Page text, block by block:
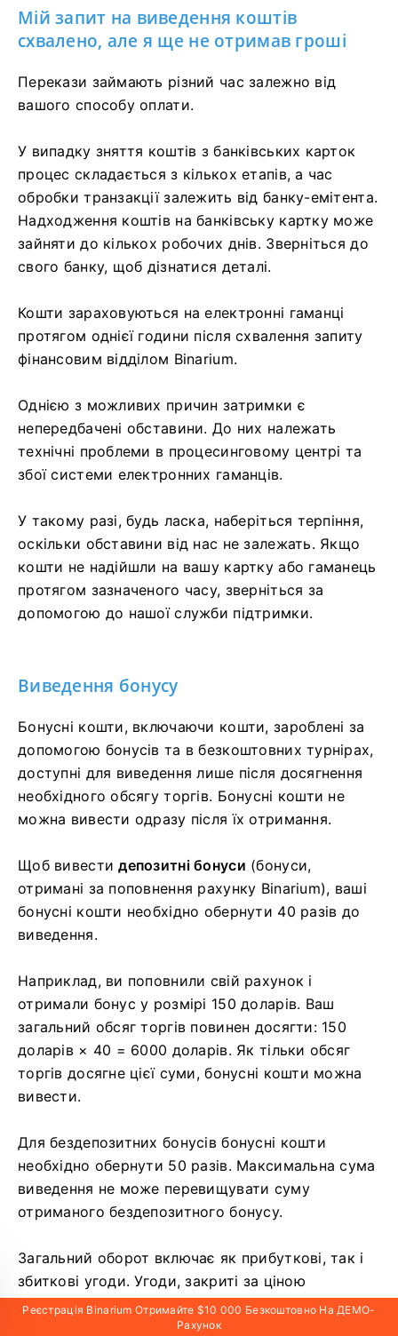
Мій запит на виведення коштів
схвалено, але я ще не отримав гроші
Перекази займають різний час залежно від
вашого способу оплати.
У випадку зняття коштів з банківських карток
процес складається з кількох етапів, а час
обробки транзакції залежить від банку-емітента.
Надходження коштів на банківську картку може
зайняти до кількох робочих днів. Зверніться до
свого банку, щоб дізнатися деталі.
Кошти зараховуються на електронні гаманці
протягом однієї години після схвалення запиту
фінансовим відділом Binarium.
Однією з можливих причин затримки є
непередбачені обставини. До них належать
технічні проблеми в процесинговому центрі та
збої системи електронних гаманців.
У такому разі, будь ласка, наберіться терпіння,
оскільки обставини від нас не залежать. Якщо
кошти не надійшли на вашу картку або гаманець
протягом зазначеного часу, зверніться за
допомогою до нашої служби підтримки.
Виведення бонусу
Бонусні кошти, включаючи кошти, зароблені за
допомогою бонусів та в безкоштовних турнірах,
доступні для виведення лише після досягнення
необхідного обсягу торгів. Бонусні кошти не
можна вивести одразу після їх отримання.
Щоб вивестидепозитні бонуси (бонуси,
отримані за поповнення рахунку Binarium), ваші
бонусні кошти необхідно обернути 40 разів до
виведення.
Наприклад, ви поповнили свій рахунок і
отримали бонус у розмірі 150 доларів. Ваш
загальний обсяг торгів повинен досягти: 150
доларів × 40 = 6000 доларів. Як тільки обсяг
торгів досягне цієї суми, бонусні кошти можна
вивести.
Для бездепозитних бонусів бонусні кошти
необхідно обернути 50 разів. Максимальна сума
виведення не може перевищувати суму
отриманого бездепозитного бонусу.
Загальний оборот включає як прибуткові, так і
збиткові угоди. Угоди, закриті за ціною
відкриття, не враховуються в обороті. Обмежень
на виведення прибутку немає. Однак бонус
Реєстрація Binarium Отримайте $10 000 Безкоштовно На ДЕМО-
Рахунок